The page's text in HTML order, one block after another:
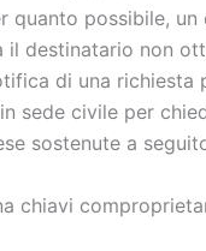
quanto possibile,
il destinatario non
di una richiesta
sede civile per
sostenute a
chiavi